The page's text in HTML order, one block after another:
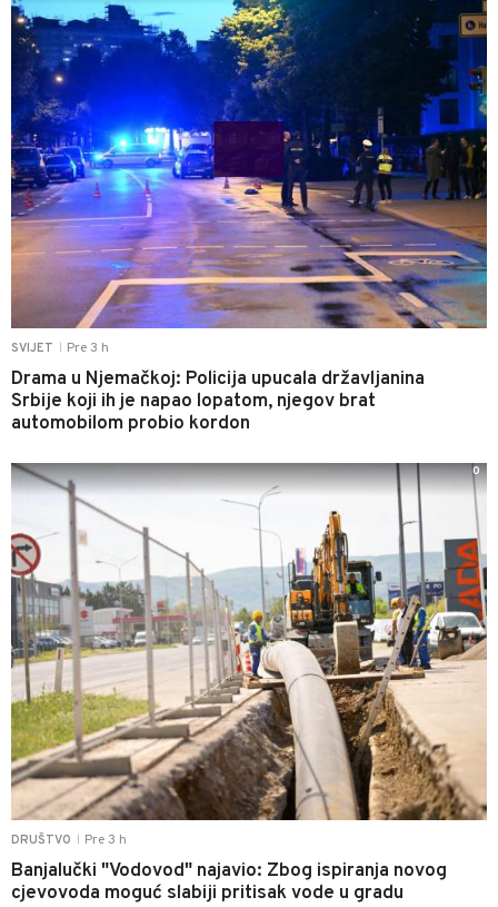
SVIJET Pre 3 h
Drama u Njemačkoj: Policija upucala državljanina
Srbije koji ih je napao lopatom, njegov brat
automobilom probio kordon
DRUŠTVO Pre 3 h
Banjalučki "Vodovod" najavio: Zbog ispiranja novog
cjevovoda moguć slabiji pritisak vode u gradu
0